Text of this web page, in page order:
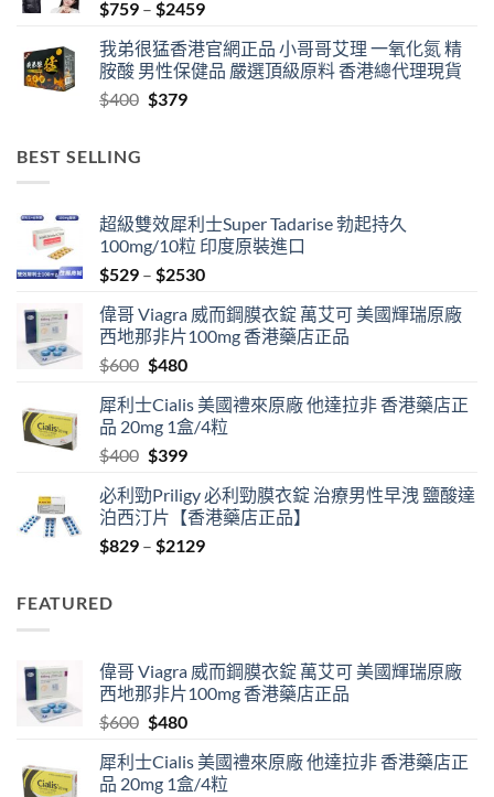
$759 – $2459Price
$759
through
我弟很猛香港官網正品 小哥哥艾理 一氧化氮 精
胺酸 男性保健品 嚴選頂級原料 香港總代理現貨
$400 Original
$379Current
BEST SELLING
超級雙效犀利士Super Tadarise 勃起持久
100mg/10粒 印度原裝進口
$529 – $2530Price
$529
through
偉哥 Viagra 威而鋼膜衣錠 萬艾可 美國輝瑞原廠
西地那非片100mg 香港藥店正品
$600 Original
was:
$600.
$480Current
is:
$480.
犀利士Cialis 美國禮來原廠 他達拉非 香港藥店正
品 20mg 1盒/4粒
$400 Original
was:
$400.
$399Current
is:
$399.
必利勁Priligy 必利勁膜衣錠 治療男性早洩 鹽酸達
泊西汀片【香港藥店正品】
$829 – $2129Price
FEATURED
偉哥 Viagra 威而鋼膜衣錠 萬艾可 美國輝瑞原廠
西地那非片100mg 香港藥店正品
$600 Original
was:
$600.
$480Current
is:
$480.
犀利士Cialis 美國禮來原廠 他達拉非 香港藥店正
品 20mg 1盒/4粒